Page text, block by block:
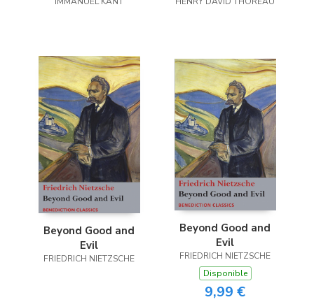
Beyond Good and
Evil
FRIEDRICH NIETZSCHE
Beyond Good and
Evil
FRIEDRICH NIETZSCHE
Disponible
9,99 €